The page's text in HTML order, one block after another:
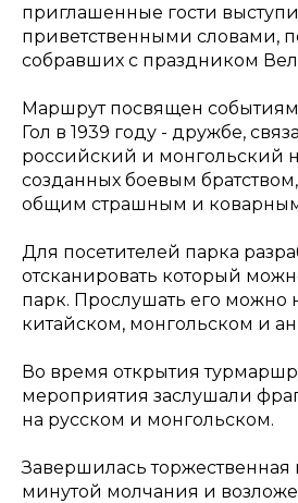
приглашенные гости
приветственными словами,
собравших с праздником
Маршрут посвящен
Гол в 1939 году - дружбе,
российский и монгольский
созданных боевым
общим страшным и
Для посетителей парка
отсканировать который
парк. Прослушать его можно
китайском, монгольском и
Во время открытия
мероприятия заслушали
на русском и монгольском.
Завершилась торжественная
минутой молчания и